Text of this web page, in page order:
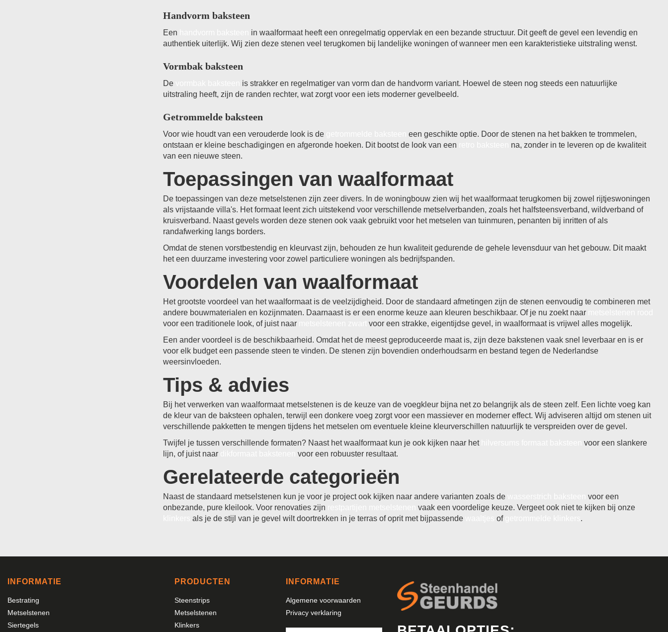
Handvorm baksteen
Een
in waalformaat heeft een onregelmatig oppervlak en een bezande structuur. Dit geeft de gevel een levendig en
authentiek uiterlijk. Wij zien deze stenen veel terugkomen bij landelijke woningen of wanneer men een karakteristieke uitstraling wenst.
Vormbak baksteen
De
is strakker en regelmatiger van vorm dan de handvorm variant. Hoewel de steen nog steeds een natuurlijke
uitstraling heeft, zijn de randen rechter, wat zorgt voor een iets moderner gevelbeeld.
Getrommelde baksteen
Voor wie houdt van een verouderde look is de
een geschikte optie. Door de stenen na het bakken te trommelen,
ontstaan er kleine beschadigingen en afgeronde hoeken. Dit bootst de look van een
na, zonder in te leveren op de kwaliteit
van een nieuwe steen.
Toepassingen van waalformaat
De toepassingen van deze metselstenen zijn zeer divers. In de woningbouw zien wij het waalformaat terugkomen bij zowel rijtjeswoningen
als vrijstaande villa's. Het formaat leent zich uitstekend voor verschillende metselverbanden, zoals het halfsteensverband, wildverband of
kruisverband. Naast gevels worden deze stenen ook vaak gebruikt voor het metselen van tuinmuren, penanten bij inritten of als
randafwerking langs borders.
Omdat de stenen vorstbestendig en kleurvast zijn, behouden ze hun kwaliteit gedurende de gehele levensduur van het gebouw. Dit maakt
het een duurzame investering voor zowel particuliere woningen als bedrijfspanden.
Voordelen van waalformaat
Het grootste voordeel van het waalformaat is de veelzijdigheid. Door de standaard afmetingen zijn de stenen eenvoudig te combineren met
andere bouwmaterialen en kozijnmaten. Daarnaast is er een enorme keuze aan kleuren beschikbaar. Of je nu zoekt naar
voor een traditionele look, of juist naar
voor een strakke, eigentijdse gevel, in waalformaat is vrijwel alles mogelijk.
Een ander voordeel is de beschikbaarheid. Omdat het de meest geproduceerde maat is, zijn deze bakstenen vaak snel leverbaar en is er
voor elk budget een passende steen te vinden. De stenen zijn bovendien onderhoudsarm en bestand tegen de Nederlandse
weersinvloeden.
Tips & advies
Bij het verwerken van waalformaat metselstenen is de keuze van de voegkleur bijna net zo belangrijk als de steen zelf. Een lichte voeg kan
de kleur van de baksteen ophalen, terwijl een donkere voeg zorgt voor een massiever en moderner effect. Wij adviseren altijd om stenen uit
verschillende pakketten te mengen tijdens het metselen om eventuele kleine kleurverschillen natuurlijk te verspreiden over de gevel.
Twijfel je tussen verschillende formaten? Naast het waalformaat kun je ook kijken naar het
voor een slankere
lijn, of juist naar
voor een robuuster resultaat.
Gerelateerde categorieën
Naast de standaard metselstenen kun je voor je project ook kijken naar andere varianten zoals de
voor een
onbezande, pure kleilook. Voor renovaties zijn
vaak een voordelige keuze. Vergeet ook niet te kijken bij onze
als je de stijl van je gevel wilt doortrekken in je terras of oprit met bijpassende of .
INFORMATIE
Bestrating
Metselstenen
Siertegels
PRODUCTEN
Steenstrips
Metselstenen
Klinkers
INFORMATIE
Algemene voorwaarden
Privacy verklaring